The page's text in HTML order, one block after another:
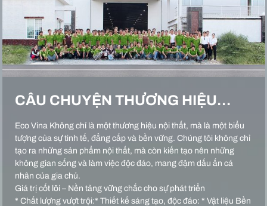
CÂU CHUYỆN THƯƠNG HIỆU…
Eco Vina Không chỉ là một thương hiệu nội thất, mà là một biểu
tượng của sự tinh tế, đẳng cấp và bền vững. Chúng tôi không chỉ
tạo ra những sản phẩm nội thất, mà còn kiến tạo nên những
không gian sống và làm việc độc đáo, mang đậm dấu ấn cá
nhân của gia chủ.
Giá trị cốt lõi – Nền tảng vững chắc cho sự phát triển
* Chất lượng vượt trội:* Thiết kế sáng tạo, độc đáo: * Vật liệu Bền